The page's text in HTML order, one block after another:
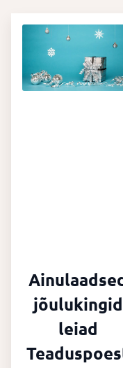
Ainulaadsed
jõulukingid
leiad